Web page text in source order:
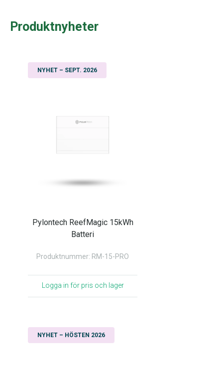
Produktnyheter
NYHET – SEPT. 2026
Pylontech ReefMagic 15kWh
Batteri
Produktnummer: RM-15-PRO
Logga in för pris och lager
NYHET – HÖSTEN 2026